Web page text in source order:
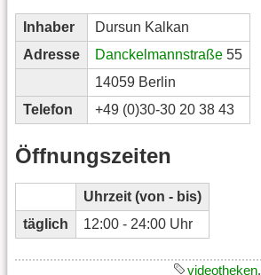
Inhaber
Dursun Kalkan
Adresse
Danckelmannstraße 55
14059 Berlin
Telefon
+49 (0)30-30 20 38 43
Öffnungszeiten
Uhrzeit (von - bis)
täglich
12:00 - 24:00 Uhr
videotheken,